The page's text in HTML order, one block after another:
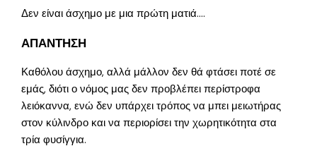
Δεν είναι άσχημο με μια πρώτη ματιά….
ΑΠΑΝΤΗΣΗ
Καθόλου άσχημο, αλλά μάλλον δεν θά φτάσει ποτέ σε
εμάς, διότι ο νόμος μας δεν προβλέπει περίστροφα
λειόκαννα, ενώ δεν υπάρχει τρόπος να μπει μειωτήρας
στον κύλινδρο και να περιορίσει την χωρητικότητα στα
τρία φυσίγγια.